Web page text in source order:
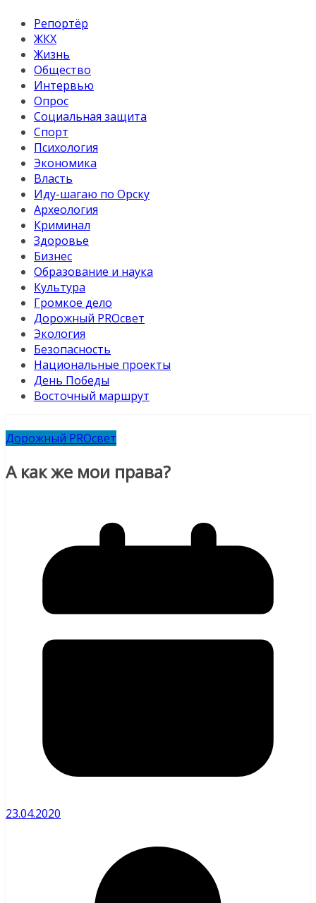
Репортёр
ЖКХ
Жизнь
Общество
Интервью
Опрос
Социальная защита
Спорт
Психология
Экономика
Власть
Иду-шагаю по Орску
Археология
Криминал
Здоровье
Бизнес
Образование и наука
Культура
Громкое дело
Дорожный PROсвет
Экология
Безопасность
Национальные проекты
День Победы
Восточный маршрут
Дорожный PROсвет
А как же мои права?
23.04.2020